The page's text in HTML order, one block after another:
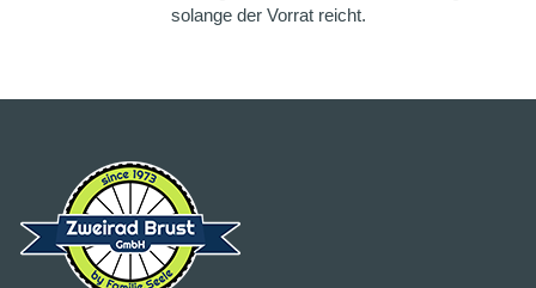
solange der Vorrat reicht.